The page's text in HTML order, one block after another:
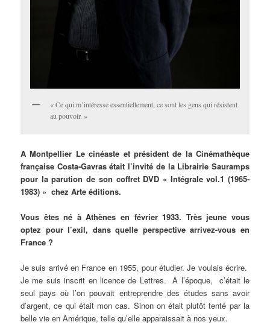
« Ce qui m’intéresse essentiellement, ce sont les gens qui résistent
au pouvoir. »
A Montpellier Le cinéaste et président de la Cinémathèque
française Costa-Gavras était l’invité de la Librairie Sauramps
pour la parution de son coffret DVD « Intégrale vol.1 (1965-
1983) » chez Arte éditions.
Vous êtes né à Athènes en février 1933. Très jeune vous
optez pour l’exil, dans quelle perspective arrivez-vous en
France ?
Je suis arrivé en France en 1955, pour étudier. Je voulais écrire.
Je me suis inscrit en licence de Lettres. A l’époque, c’était le
seul pays où l’on pouvait entreprendre des études sans avoir
d’argent, ce qui était mon cas. Sinon on était plutôt tenté par la
belle vie en Amérique, telle qu’elle apparaissait à nos yeux.